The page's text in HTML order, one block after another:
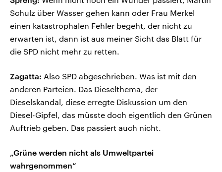
Schulz über Wasser gehen kann oder Frau Merkel
einen katastrophalen Fehler begeht, der nicht zu
erwarten ist, dann ist aus meiner Sicht das Blatt für
die SPD nicht mehr zu retten.
Zagatta: Also SPD abgeschrieben. Was ist mit den
anderen Parteien. Das Dieselthema, der
Dieselskandal, diese erregte Diskussion um den
Diesel-Gipfel, das müsste doch eigentlich den Grünen
Auftrieb geben. Das passiert auch nicht.
„Grüne werden nicht als Umweltpartei
wahrgenommen“